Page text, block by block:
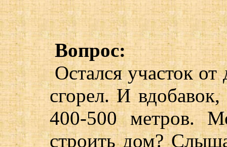
Вопрос:
Остался участок
сгорел. И
400-500 метров.
строить дом?